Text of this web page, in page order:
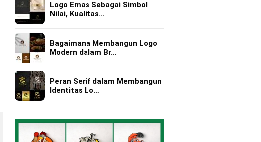
Logo Emas Sebagai Simbol
Nilai, Kualitas…
Bagaimana Membangun Logo
Modern dalam Br…
Peran Serif dalam Membangun
Identitas Lo…